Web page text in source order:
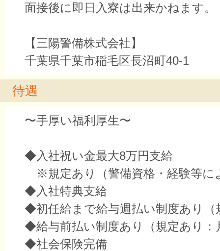
面接後に即日入寮は出来かねます。
【三陽警備株式会社】
千葉県千葉市稲毛区長沼町40-1
待遇
〜手厚い福利厚生〜
◆入社祝い金最大8万円支給
※規定あり（警備資格・経験等に
◆入社特典支給
◆初任給まで給与週払い制度あり（
◆給与前払い制度あり（規定あり：
◆社会保険完備